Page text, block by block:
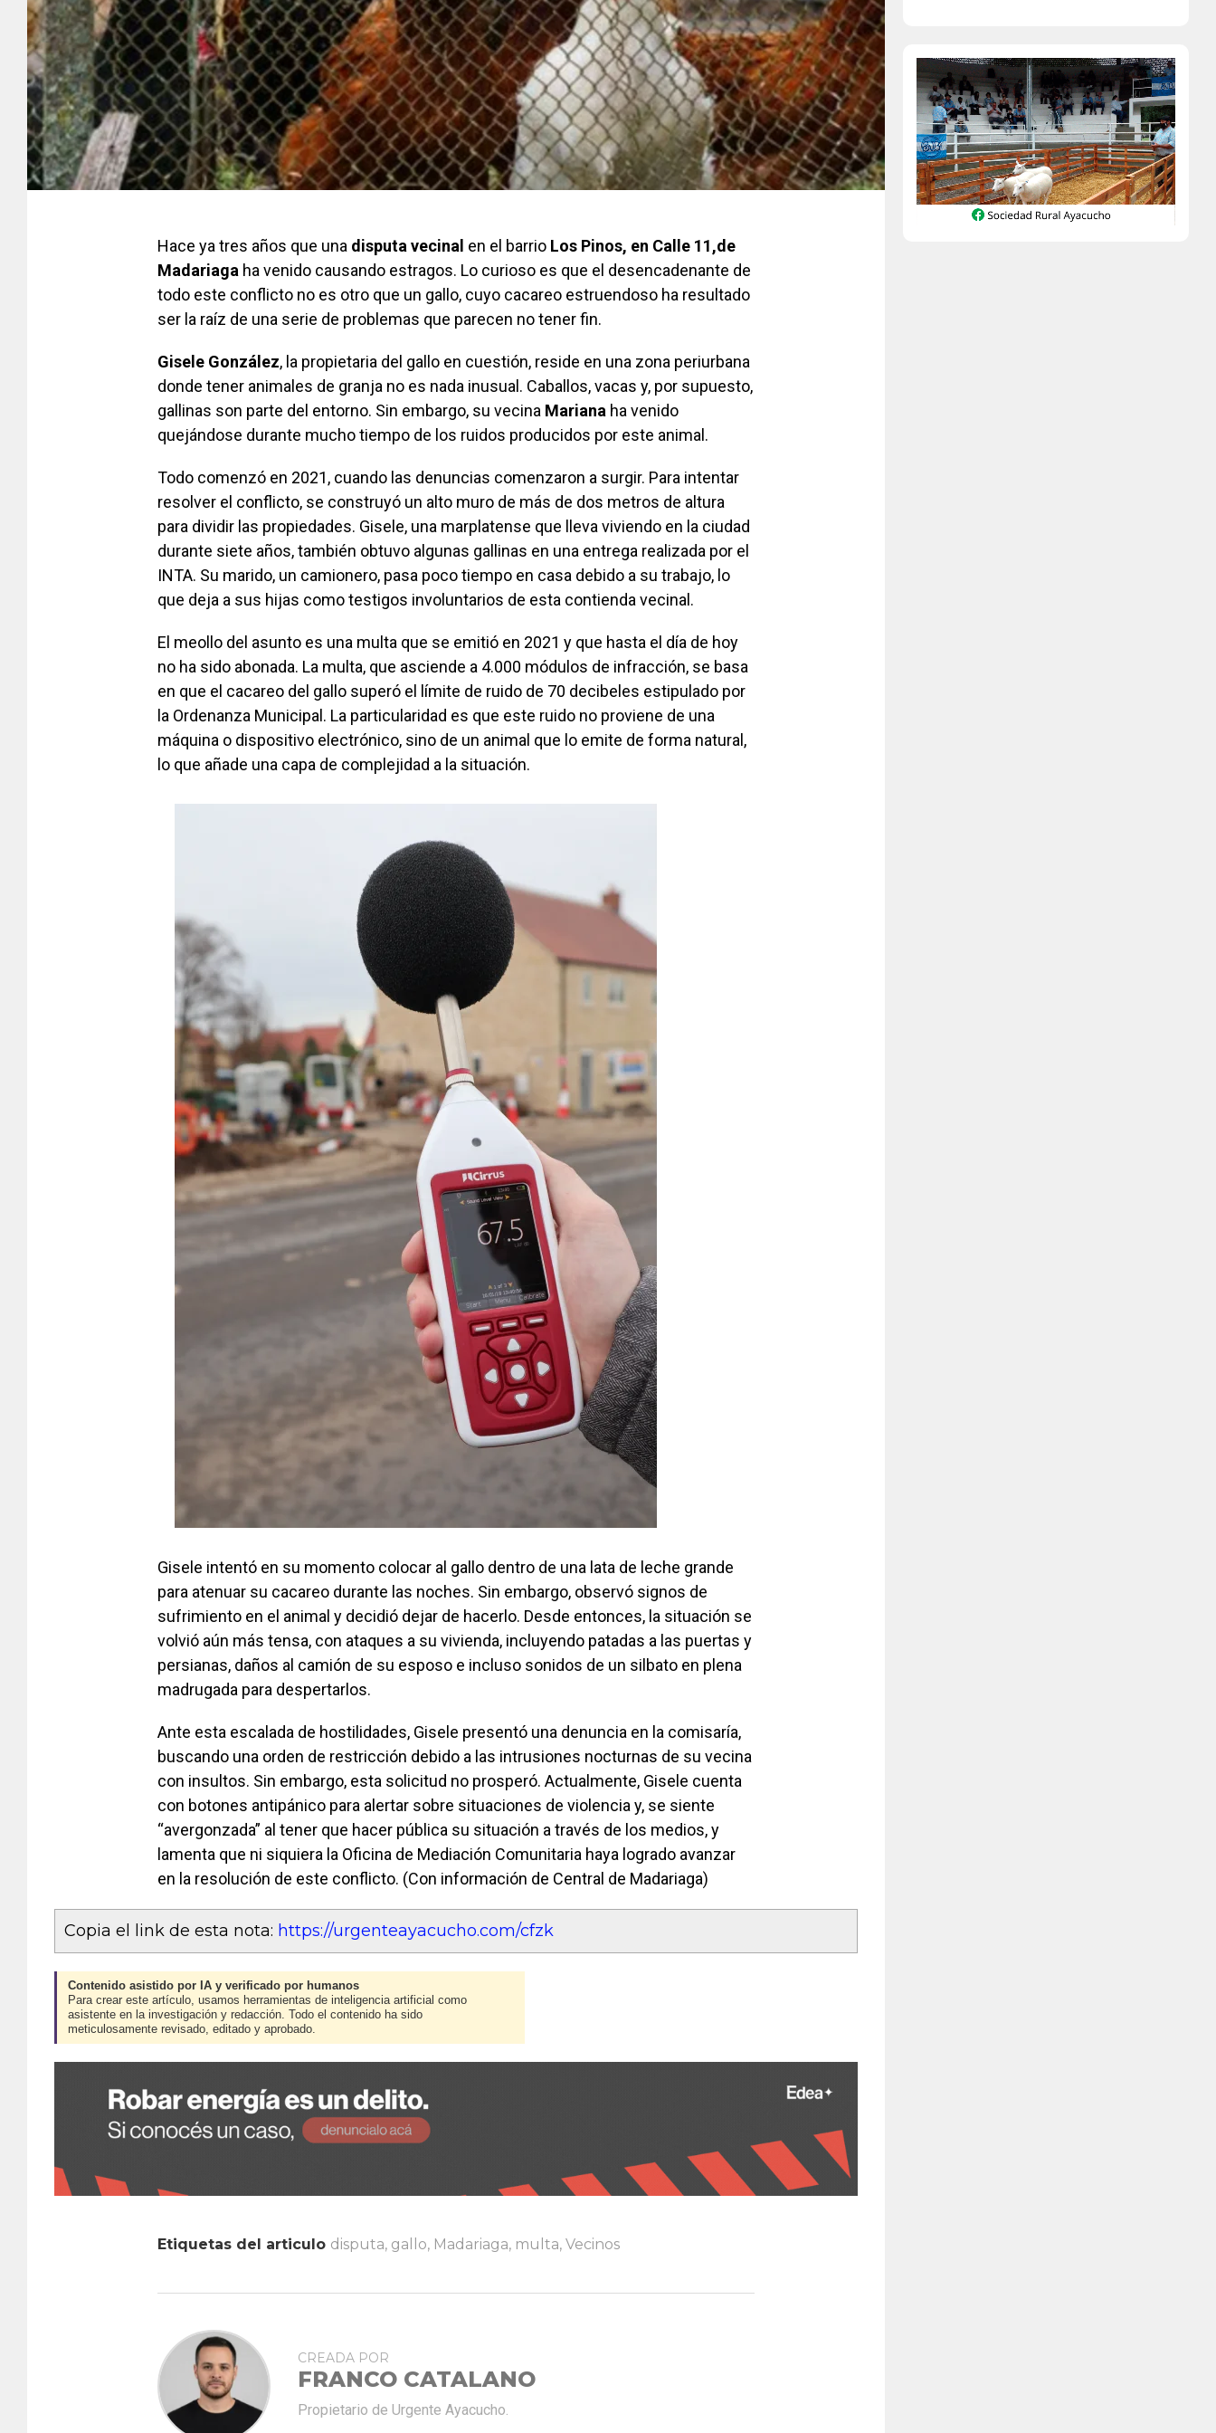
Hace ya tres años que una disputa vecinal en el barrio Los Pinos, en Calle 11,de
Madariaga ha venido causando estragos. Lo curioso es que el desencadenante de
todo este conflicto no es otro que un gallo, cuyo cacareo estruendoso ha resultado
ser la raíz de una serie de problemas que parecen no tener fin.
Gisele González, la propietaria del gallo en cuestión, reside en una zona periurbana
donde tener animales de granja no es nada inusual. Caballos, vacas y, por supuesto,
gallinas son parte del entorno. Sin embargo, su vecina Mariana ha venido
quejándose durante mucho tiempo de los ruidos producidos por este animal.
Todo comenzó en 2021, cuando las denuncias comenzaron a surgir. Para intentar
resolver el conflicto, se construyó un alto muro de más de dos metros de altura
para dividir las propiedades. Gisele, una marplatense que lleva viviendo en la ciudad
durante siete años, también obtuvo algunas gallinas en una entrega realizada por el
INTA. Su marido, un camionero, pasa poco tiempo en casa debido a su trabajo, lo
que deja a sus hijas como testigos involuntarios de esta contienda vecinal.
El meollo del asunto es una multa que se emitió en 2021 y que hasta el día de hoy
no ha sido abonada. La multa, que asciende a 4.000 módulos de infracción, se basa
en que el cacareo del gallo superó el límite de ruido de 70 decibeles estipulado por
la Ordenanza Municipal. La particularidad es que este ruido no proviene de una
máquina o dispositivo electrónico, sino de un animal que lo emite de forma natural,
lo que añade una capa de complejidad a la situación.
Gisele intentó en su momento colocar al gallo dentro de una lata de leche grande
para atenuar su cacareo durante las noches. Sin embargo, observó signos de
sufrimiento en el animal y decidió dejar de hacerlo. Desde entonces, la situación se
volvió aún más tensa, con ataques a su vivienda, incluyendo patadas a las puertas y
persianas, daños al camión de su esposo e incluso sonidos de un silbato en plena
madrugada para despertarlos.
Ante esta escalada de hostilidades, Gisele presentó una denuncia en la comisaría,
buscando una orden de restricción debido a las intrusiones nocturnas de su vecina
con insultos. Sin embargo, esta solicitud no prosperó. Actualmente, Gisele cuenta
con botones antipánico para alertar sobre situaciones de violencia y, se siente
“avergonzada” al tener que hacer pública su situación a través de los medios, y
lamenta que ni siquiera la Oficina de Mediación Comunitaria haya logrado avanzar
en la resolución de este conflicto. (Con información de Central de Madariaga)
Copia el link de esta nota: https://urgenteayacucho.com/cfzk
Contenido asistido por IA y verificado por humanos
Para crear este artículo, usamos herramientas de inteligencia artificial como
asistente en la investigación y redacción. Todo el contenido ha sido
meticulosamente revisado, editado y aprobado.
Etiquetas del articulo disputa, gallo, Madariaga, multa, Vecinos
CREADA POR
FRANCO CATALANO
Propietario de Urgente Ayacucho.